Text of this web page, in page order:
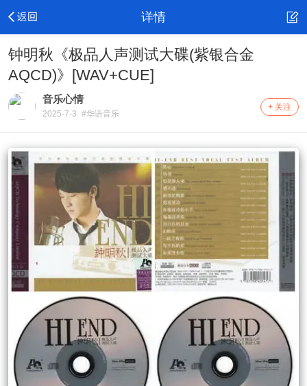
详情
钟明秋《极品人声测试大碟(紫银合金
AQCD)》[WAV+CUE]
音乐心情
2025-7-3 #华语音乐
+ 关注